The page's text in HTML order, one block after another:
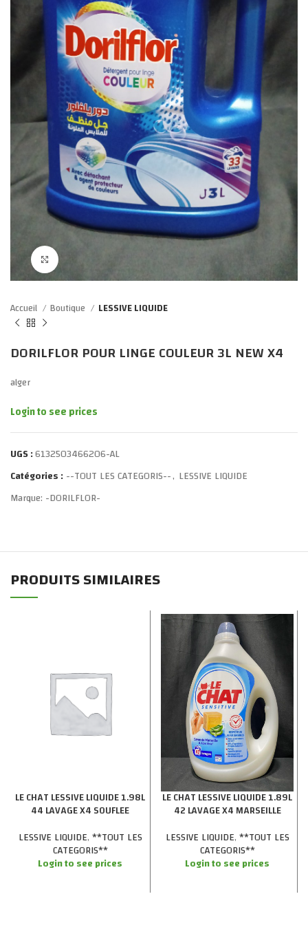
Click to enlarge
Accueil Boutique LESSIVE LIQUIDE
DORILFLOR POUR LINGE COULEUR 3L NEW X4
alger
Login to see prices
UGS :6132503466206-AL
Catégories :--TOUT LES CATEGORIS--, LESSIVE LIQUIDE
Marque: -DORILFLOR-
PRODUITS SIMILAIRES
LE CHAT LESSIVE LIQUIDE 1.98L
44 LAVAGE X4 SOUFLEE
LESSIVE LIQUIDE,**TOUT LES
CATEGORIS**
Login to see prices
LE CHAT LESSIVE LIQUIDE 1.89L
42 LAVAGE X4 MARSEILLE
LESSIVE LIQUIDE,**TOUT LES
CATEGORIS**
Login to see prices